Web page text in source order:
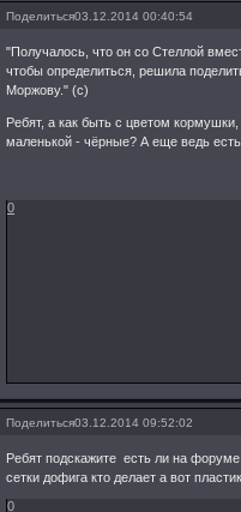
Поделиться03.12.2014 00:40:54
"Получалось, что он со Стеллой
чтобы определиться, решила
Моржову." (с)
Ребят, а как быть с цветом
маленькой - чёрные? А еще ведь
0
Поделиться03.12.2014 09:52:02
Ребят подскажите есть ли на
сетки дофига кто делает а вот
0